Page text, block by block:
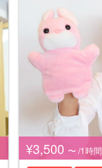
¥3,500 〜 /1時間